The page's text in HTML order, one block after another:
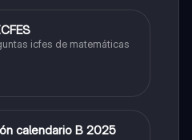
icfes de matemáticas
calendario B 2025